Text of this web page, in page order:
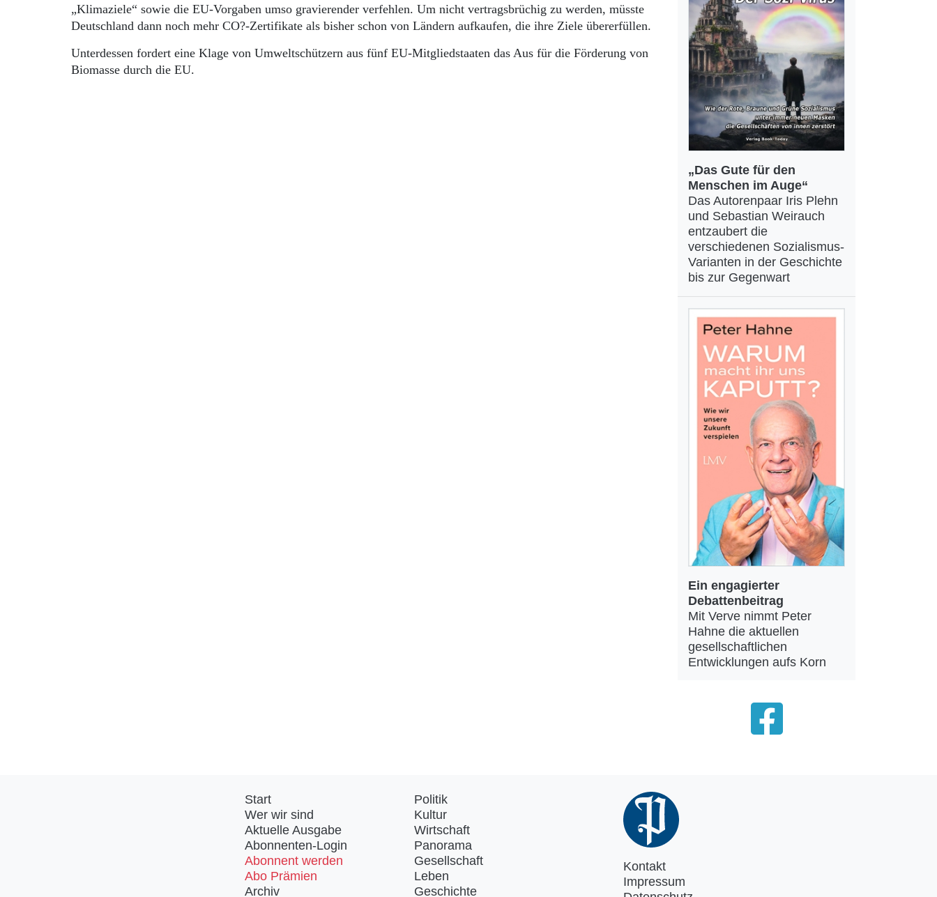
„Klimaziele“ sowie die EU-Vorgaben umso gravierender verfehlen. Um nicht vertragsbrüchig zu werden, müsste
Deutschland dann noch mehr CO?-Zertifikate als bisher schon von Ländern aufkaufen, die ihre Ziele übererfüllen.
Unterdessen fordert eine Klage von Umweltschützern aus fünf EU-Mitgliedstaaten das Aus für die Förderung von
Biomasse durch die EU.
„Das Gute für den
Menschen im Auge“
Das Autorenpaar Iris Plehn
und Sebastian Weirauch
entzaubert die
verschiedenen Sozialismus-
Varianten in der Geschichte
bis zur Gegenwart
Ein engagierter
Debattenbeitrag
Mit Verve nimmt Peter
Hahne die aktuellen
gesellschaftlichen
Entwicklungen aufs Korn
Start
Wer wir sind
Aktuelle Ausgabe
Abonnenten-Login
Abonnent werden
Abo Prämien
Archiv
Politik
Kultur
Wirtschaft
Panorama
Gesellschaft
Leben
Geschichte
Kontakt
Impressum